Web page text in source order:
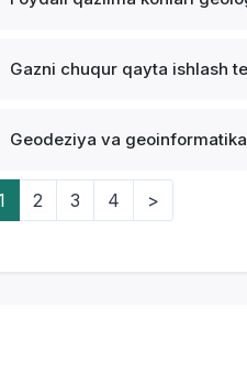
Gazni chuqur qayta ishlash
Geodeziya va geoinformatika
2 3 4 >